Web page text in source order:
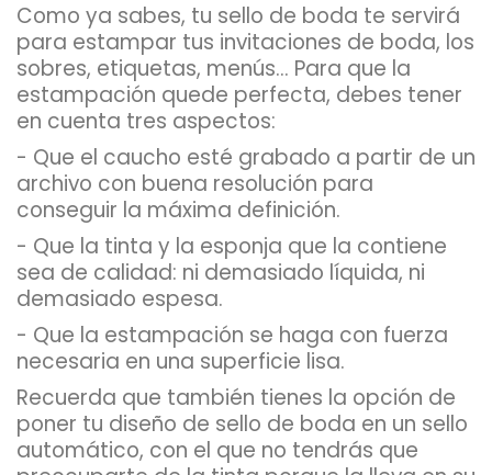
Como ya sabes, tu sello de boda te servirá
para estampar tus invitaciones de boda, los
sobres, etiquetas, menús... Para que la
estampación quede perfecta, debes tener
en cuenta tres aspectos:
- Que el caucho esté grabado a partir de un
archivo con buena resolución para
conseguir la máxima definición.
- Que la tinta y la esponja que la contiene
sea de calidad: ni demasiado líquida, ni
demasiado espesa.
- Que la estampación se haga con fuerza
necesaria en una superficie lisa.
Recuerda que también tienes la opción de
poner tu diseño de sello de boda en un sello
automático, con el que no tendrás que